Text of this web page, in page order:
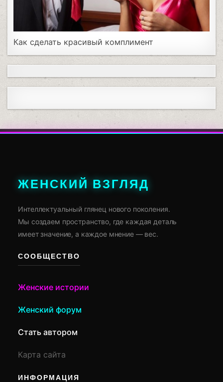
Как сделать красивый комплимент
ЖЕНСКИЙ ВЗГЛЯД
Интеллектуальный глянец нового поколения.
Мы создаем пространство, где каждая деталь
имеет значение, а каждое мнение — вес.
СООБЩЕСТВО
Женские истории
Женский форум
Стать автором
Карта сайта
ИНФОРМАЦИЯ